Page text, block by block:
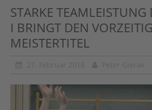
Shop
STARKE TEAMLEISTUNG
I BRINGT DEN
MEISTERTITEL